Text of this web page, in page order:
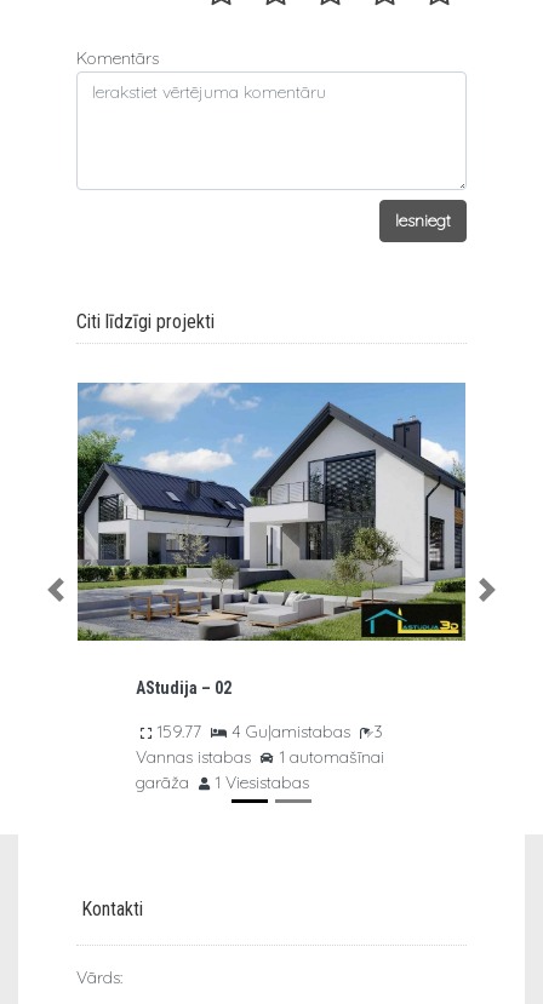
Komentārs
Iesniegt
Citi līdzīgi projekti
AStudija – 03
136.01 3 Guļamistabas
3
Vannas istabas
1 automašīnai
garāža
1 Viesistabas
Previous Next
Kontakti
Vārds: